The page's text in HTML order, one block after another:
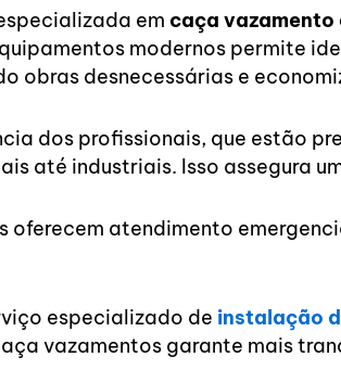
em caça vazamento
modernos permite
obras desnecessárias e
dos profissionais, que estão
até industriais. Isso assegura
oferecem atendimento
especializado de instalação
vazamentos garante mais